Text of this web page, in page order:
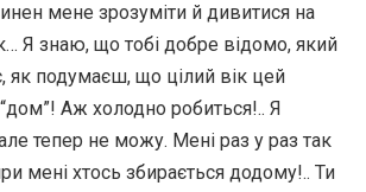
мене зрозуміти й дивитися на
Я знаю, що тобі добре відомо, який
як подумаєш, що цілий вік цей
Аж холодно робиться!.. Я
тепер не можу. Мені раз у раз так
мені хтось збирається додому!.. Ти